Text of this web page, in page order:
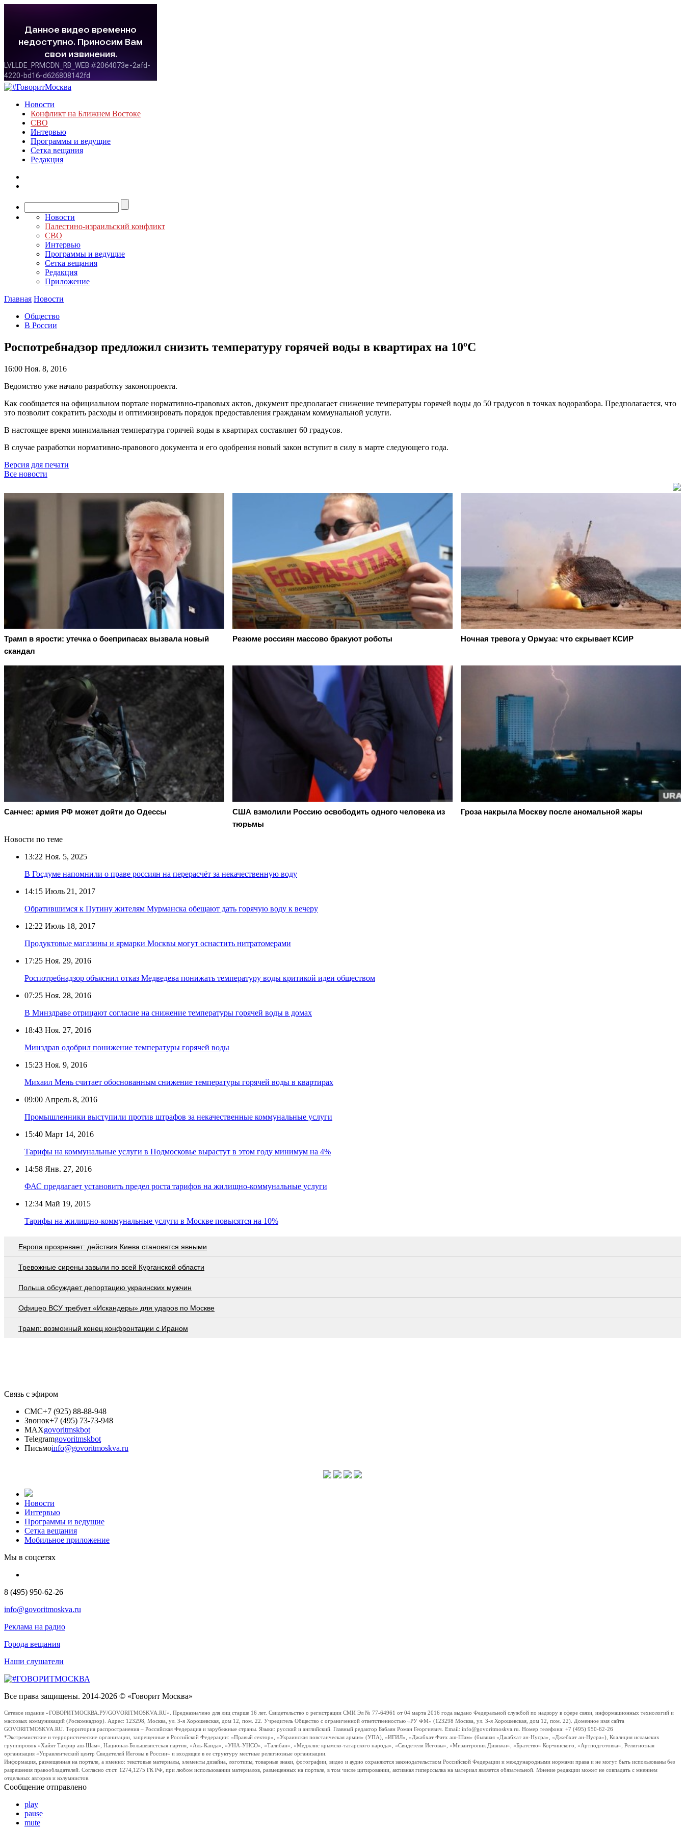
Новости
Конфликт на Ближнем Востоке
СВО
Интервью
Программы и ведущие
Сетка вещания
Редакция
Новости
Палестино-израильский конфликт
СВО
Интервью
Программы и ведущие
Сетка вещания
Редакция
Приложение
Главная Новости
Общество
В России
Роспотребнадзор предложил снизить температуру горячей воды в квартирах на 10ºС
16:00 Ноя. 8, 2016
Ведомство уже начало разработку законопроекта.
Как сообщается на официальном портале нормативно-правовых актов, документ предполагает снижение температуры горячей воды до 50 градусов в точках водоразбора. Предполагается, что
это позволит сократить расходы и оптимизировать порядок предоставления гражданам коммунальной услуги.
В настоящее время минимальная температура горячей воды в квартирах составляет 60 градусов.
В случае разработки нормативно-правового документа и его одобрения новый закон вступит в силу в марте следующего года.
Версия для печати
Все новости
Трамп в ярости: утечка о боеприпасах вызвала новый
скандал
Резюме россиян массово бракуют роботы Ночная тревога у Ормуза: что скрывает КСИР
Санчес: армия РФ может дойти до Одессы
США взмолили Россию освободить одного человека из
тюрьмы
Гроза накрыла Москву после аномальной жары
Новости по теме
13:22 Ноя. 5, 2025
В Госдуме напомнили о праве россиян на перерасчёт за некачественную воду
14:15 Июль 21, 2017
Обратившимся к Путину жителям Мурманска обещают дать горячую воду к вечеру
12:22 Июль 18, 2017
Продуктовые магазины и ярмарки Москвы могут оснастить нитратомерами
17:25 Ноя. 29, 2016
Роспотребнадзор объяснил отказ Медведева понижать температуру воды критикой идеи обществом
07:25 Ноя. 28, 2016
В Минздраве отрицают согласие на снижение температуры горячей воды в домах
18:43 Ноя. 27, 2016
Минздрав одобрил понижение температуры горячей воды
15:23 Ноя. 9, 2016
Михаил Мень считает обоснованным снижение температуры горячей воды в квартирах
09:00 Апрель 8, 2016
Промышленники выступили против штрафов за некачественные коммунальные услуги
15:40 Март 14, 2016
Тарифы на коммунальные услуги в Подмосковье вырастут в этом году минимум на 4%
14:58 Янв. 27, 2016
ФАС предлагает установить предел роста тарифов на жилищно-коммунальные услуги
12:34 Май 19, 2015
Тарифы на жилищно-коммунальные услуги в Москве повысятся на 10%
Европа прозревает: действия Киева становятся явными
Тревожные сирены завыли по всей Курганской области
Польша обсуждает депортацию украинских мужчин
Офицер ВСУ требует «Искандеры» для ударов по Москве
Трамп: возможный конец конфронтации с Ираном
Связь с эфиром
СМС+7 (925) 88-88-948
Звонок+7 (495) 73-73-948
MAXgovoritmskbot
Telegramgovoritmskbot
Письмоinfo@govoritmoskva.ru
Новости
Интервью
Программы и ведущие
Сетка вещания
Мобильное приложение
Мы в соцсетях
8 (495) 950-62-26
info@govoritmoskva.ru
Реклама на радио
Города вещания
Наши слушатели
Все права защищены. 2014-2026 © «Говорит Москва»
Сетевое издание «ГОВОРИТМОСКВА.РУ/GOVORITMOSKVA.RU». Предназначено для лиц старше 16 лет. Свидетельство о регистрации СМИ Эл № 77-64961 от 04 марта 2016 года выдано Федеральной службой по надзору в сфере связи, информационных технологий и
массовых коммуникаций (Роскомнадзор). Адрес: 123298, Москва, ул. 3-я Хорошевская, дом 12, пом. 22. Учредитель Общество с ограниченной ответственностью «РУ ФМ» (123298 Москва, ул. 3-я Хорошевская, дом 12, пом. 22). Доменное имя сайта
GOVORITMOSKVA.RU. Территория распространения – Российская Федерация и зарубежные страны. Языки: русский и английский. Главный редактор Бабаян Роман Георгиевич. Email: info@govoritmoskva.ru. Номер телефона: +7 (495) 950-62-26
*Экстремистские и террористические организации, запрещенные в Российской Федерации: «Правый сектор», «Украинская повстанческая армия» (УПА), «ИГИЛ», «Джабхат Фатх аш-Шам» (бывшая «Джабхат ан-Нусра», «Джебхат ан-Нусра»), Коалиция исламских
группировок «Хайят Тахрир аш-Шам», Национал-Большевистская партия, «Аль-Каида», «УНА-УНСО», «Талибан», «Меджлис крымско-татарского народа», «Свидетели Иеговы», «Мизантропик Дивижн», «Братство» Корчинского, «Артподготовка», Религиозная
организация «Управленческий центр Свидетелей Иеговы в России» и входящие в ее структуру местные религиозные организации.
Информация, размещенная на портале, а именно: текстовые материалы, элементы дизайна, логотипы, товарные знаки, фотографии, видео и аудио охраняются законодательством Российской Федерации и международными нормами права и не могут быть использованы без
разрешения правообладателей. Согласно ст.ст. 1274,1275 ГК РФ, при любом использовании материалов, размещенных на портале, в том числе цитировании, активная гиперссылка на материал является обязательной. Мнение редакции может не совпадать с мнением
отдельных авторов и колумнистов.
Сообщение отправлено
play
pause
mute